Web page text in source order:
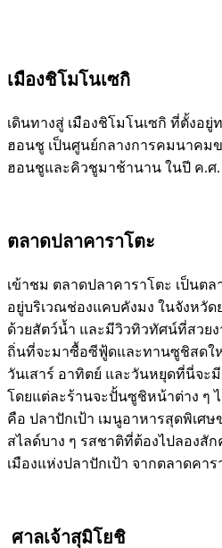
เมืองชิโมโนเซกิ
เดินทางสู่ เมืองชิโมโนเซกิ ที่ตั้งอยู่
ฮอนชู เป็นศูนย์กลางการคมนาคม
ฮอนชูและคิวชูมาช้านาน ในปี ค.ศ.
ตลาดปลาคาราโตะ
เข้าชม ตลาดปลาคาราโตะ เป็นต
อยู่บริเวณช่องแคบคังมง ในจังหวั
ด้วยสัตว์น้ำ และมีวิวทิวทัศน์ที่สวย
ถิ่นที่จะมาซื้อซีฟู้ดและทานซูชิสดใ
วันเสาร์ อาทิตย์ และวันหยุดที่นี่จะ
โดยแต่ละร้านจะปั้นซูชิหน้าต่าง ๆ
คือ ปลาปักเป้า เมนูอาหารสุดพิเศษ
สไลด์บาง ๆ รสชาติที่ต้องไปลองสั
เมืองแห่งปลาปักเป้า จากตลาดคาร
ศาลเจ้าสุมิโยชิ